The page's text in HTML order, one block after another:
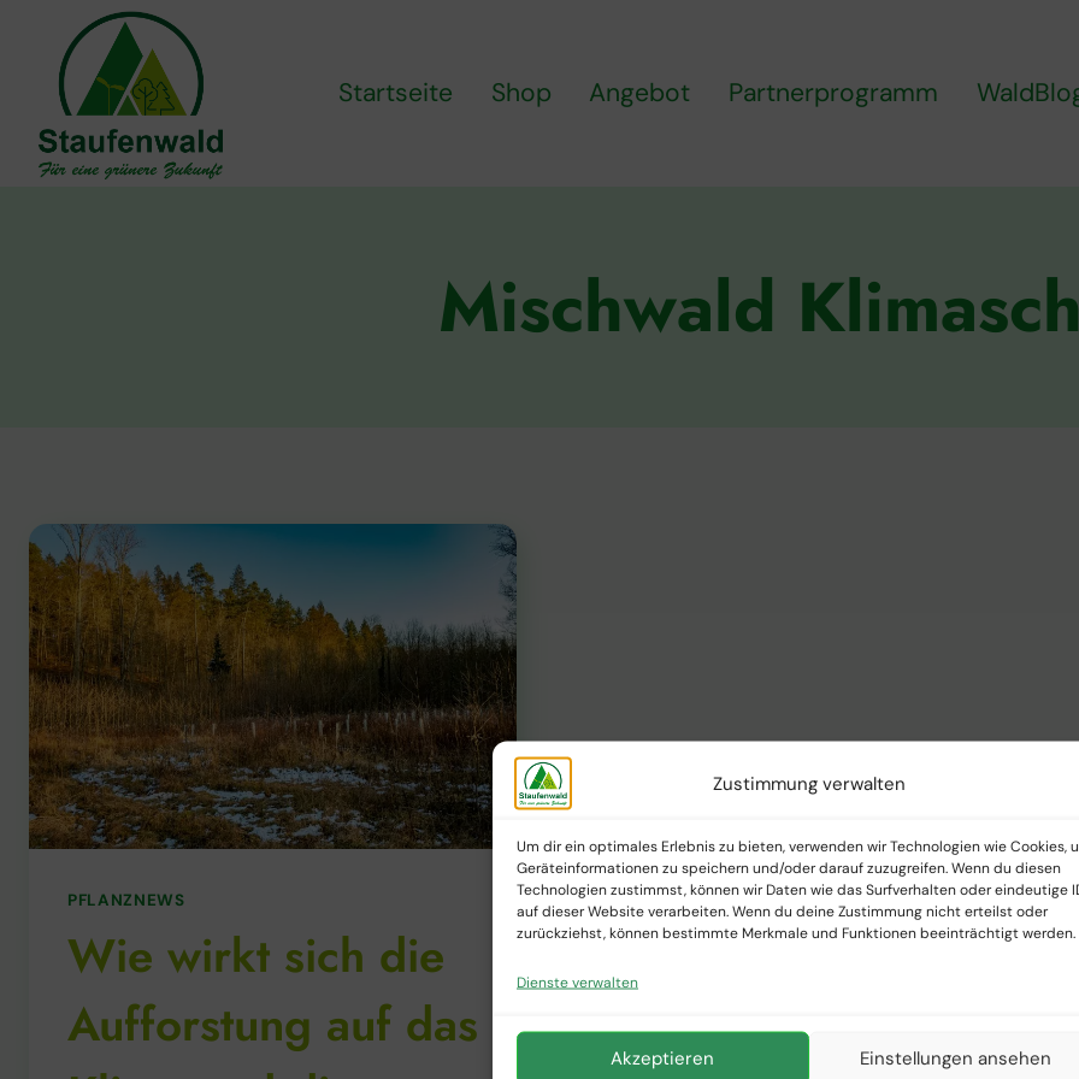
Zustimmung verwalten
Um dir ein optimales Erlebnis zu bieten, verwenden wir Technologien wie Cookies,
Geräteinformationen zu speichern und/oder darauf zuzugreifen. Wenn du diesen
Technologien zustimmst, können wir Daten wie das Surfverhalten oder eindeutige
auf dieser Website verarbeiten. Wenn du deine Zustimmung nicht erteilst oder
zurückziehst, können bestimmte Merkmale und Funktionen beeinträchtigt werden.
Dienste verwalten
Akzeptieren Einstellungen ansehen
springen
Startseite Shop Angebot Partnerprogramm
Mischwald
PFLANZNEWS
Wie wirkt sich die
Aufforstung auf das